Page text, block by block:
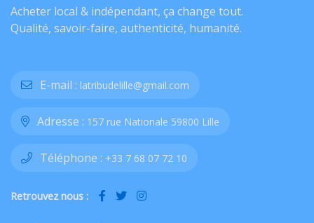
Acheter local & indépendant, ça change tout.
Qualité, savoir-faire, authenticité, humanité.
E-mail : latribudelille@gmail.com
Adresse : 157 rue Nationale 59800 Lille
Téléphone : +33 7 68 07 72 10
Retrouvez nous :